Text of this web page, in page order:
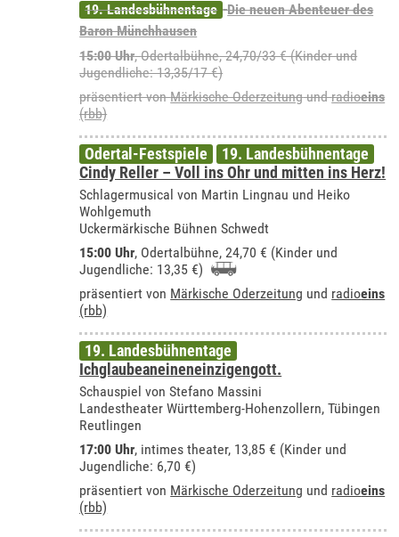
19. Landesbühnentage Die neuen Abenteuer des
Baron Münchhausen
15:00 Uhr,Odertalbühne, 24,70/33 € (Kinder und
Jugendliche: 13,35/17 €)
präsentiert vonMärkische Oderzeitungundradioeins
(rbb)
Odertal-Festspiele
19. Landesbühnentage
Cindy Reller – Voll ins Ohr und mitten ins Herz!
Schlagermusical von Martin Lingnau und Heiko
Wohlgemuth
Uckermärkische Bühnen Schwedt
15:00 Uhr, Odertalbühne, 24,70 € (Kinder und
Jugendliche: 13,35 €)
präsentiert von Märkische Oderzeitung und radioeins
(rbb)
19. Landesbühnentage
Ichglaubeaneineneinzigengott.
Schauspiel von Stefano Massini
Landestheater Württemberg-Hohenzollern, Tübingen
Reutlingen
17:00 Uhr, intimes theater, 13,85 € (Kinder und
Jugendliche: 6,70 €)
präsentiert von Märkische Oderzeitung und radioeins
(rbb)